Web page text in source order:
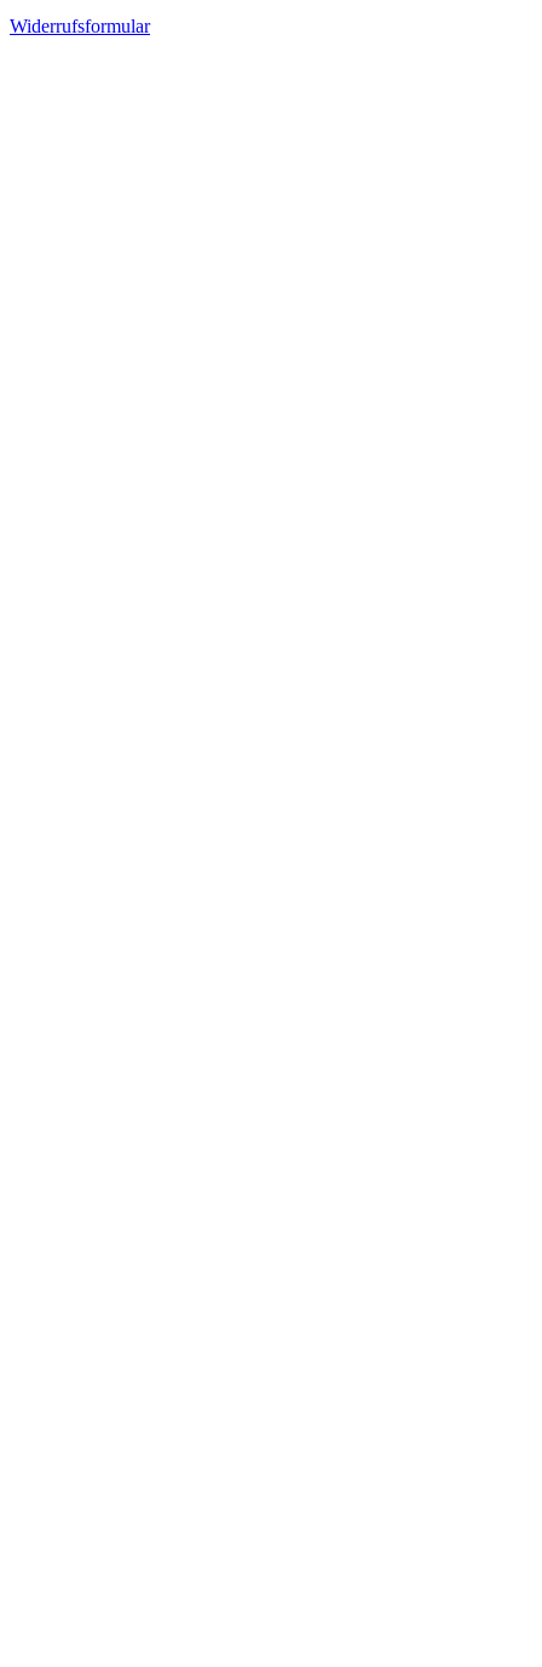
Widerrufsformular